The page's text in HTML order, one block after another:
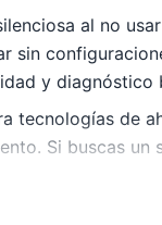
al no
sin
y diagnóstico
tecnologías de
Si buscas un